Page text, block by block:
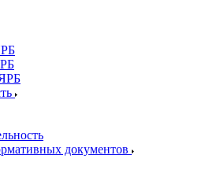
документов